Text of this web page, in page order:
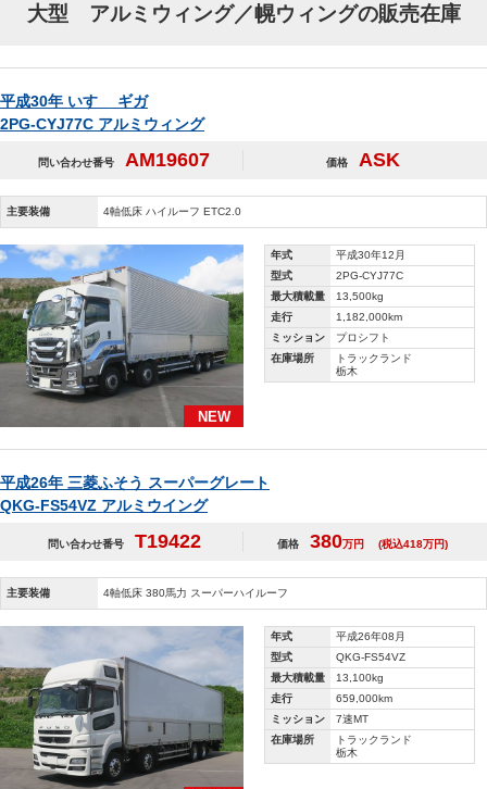
大型 アルミウィング／幌ウィングの販売在庫
平成30年 いすゞ ギガ
2PG-CYJ77C アルミウィング
問い合わせ番号 AM19607 価格 ASK
主要装備 4軸低床 ハイルーフ ETC2.0
NEW
年式
平成30年12月
型式
2PG-CYJ77C
最大積載量
13,500kg
走行
1,182,000km
ミッション
プロシフト
在庫場所
トラックランド
栃木
平成26年 三菱ふそう スーパーグレート
QKG-FS54VZ アルミウイング
問い合わせ番号 T19422 価格 380万円 (税込418万円)
主要装備 4軸低床 380馬力 スーパーハイルーフ
年式
平成26年08月
型式
QKG-FS54VZ
最大積載量
13,100kg
走行
659,000km
ミッション
7速MT
在庫場所
トラックランド
栃木